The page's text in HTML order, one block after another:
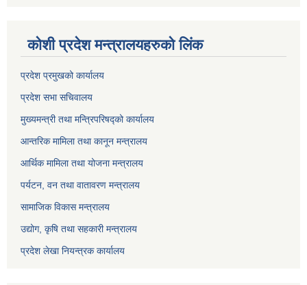
कोशी प्रदेश मन्त्रालयहरुको लिंक
प्रदेश प्रमुखको कार्यालय
प्रदेश सभा सचिवालय
मुख्यमन्त्री तथा मन्त्रिपरिषद्को कार्यालय
आन्तरिक मामिला तथा कानून मन्त्रालय
आर्थिक मामिला तथा योजना मन्त्रालय
पर्यटन, वन तथा वातावरण मन्त्रालय
सामाजिक विकास मन्त्रालय
उद्योग, कृषि तथा सहकारी मन्त्रालय
प्रदेश लेखा नियन्त्रक कार्यालय